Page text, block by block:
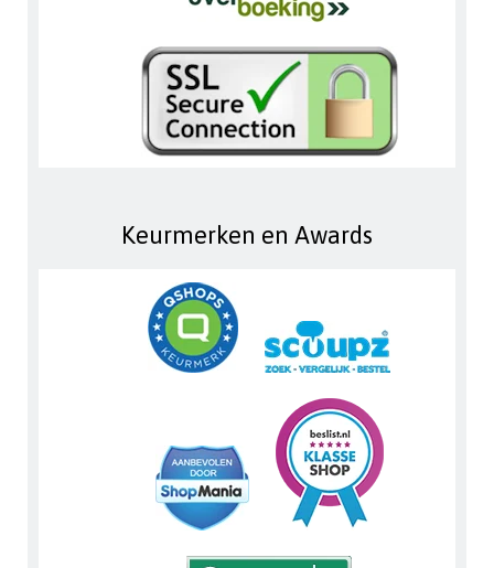
Keurmerken en Awards